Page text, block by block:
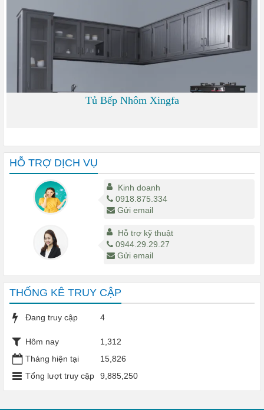
Tủ Bếp Nhôm Xingfa
0
HỖ TRỢ DỊCH VỤ
Kinh doanh
0918.875.334
Gửi email
Hỗ trợ kỹ thuật
0944.29.29.27
Gửi email
THỐNG KÊ TRUY CẬP
Đang truy cập 4
Hôm nay
1,312
Tháng hiện tại
15,826
Tổng lượt truy cập
9,885,250